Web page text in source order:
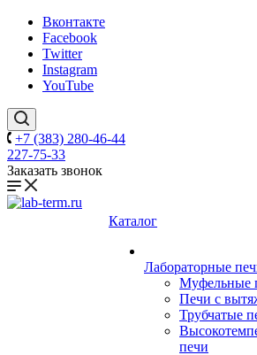
Вконтакте
Facebook
Twitter
Instagram
YouTube
+7 (383) 280-46-44
227-75-33
Заказать звонок
Каталог
Лабораторные
Муфельные
Печи с
Трубчатые
печи